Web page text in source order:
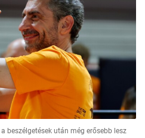
beszélgetések után még erősebb lesz